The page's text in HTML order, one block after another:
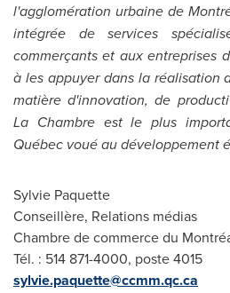
l'agglomération urbaine de
intégrée de services
commerçants et aux entreprises
à les appuyer dans la réalisation
matière d'innovation, de
La Chambre est le plus
Québec voué au développement
Sylvie Paquette
Conseillère, Relations médias
Chambre de commerce du
Tél. : 514 871-4000, poste 4015
sylvie.paquette@ccmm.qc.ca